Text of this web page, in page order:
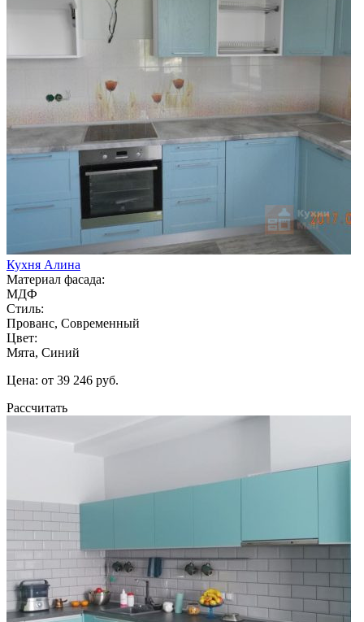
Кухня Алина
Материал фасада:
МДФ
Стиль:
Прованс, Современный
Цвет:
Мята, Синий
Цена: от 39 246 руб.
Рассчитать